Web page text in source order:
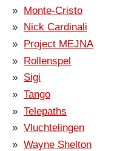
Monte-Cristo
Nick Cardinali
Project MEJNA
Rollenspel
Sigi
Tango
Telepaths
Vluchtelingen
Wayne Shelton